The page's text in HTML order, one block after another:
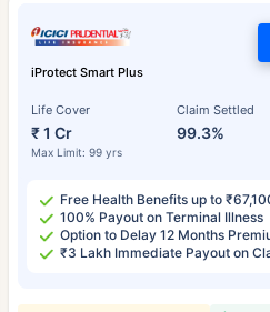
iProtect Smart Plus
Life Cover
₹ 1 Cr
Max Limit: 99 yrs
Claim Settled
99.3%
Free Health Benefits up to
100% Payout on Terminal Illness
Option to Delay 12 Months
₹3 Lakh Immediate Payout on